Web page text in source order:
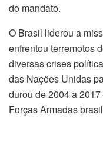
do mandato.
O Brasil liderou a
enfrentou terremotos
diversas crises
das Nações Unidas
durou de 2004 a
Forças Armadas